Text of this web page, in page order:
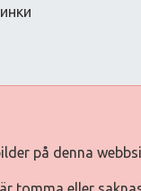
på denna